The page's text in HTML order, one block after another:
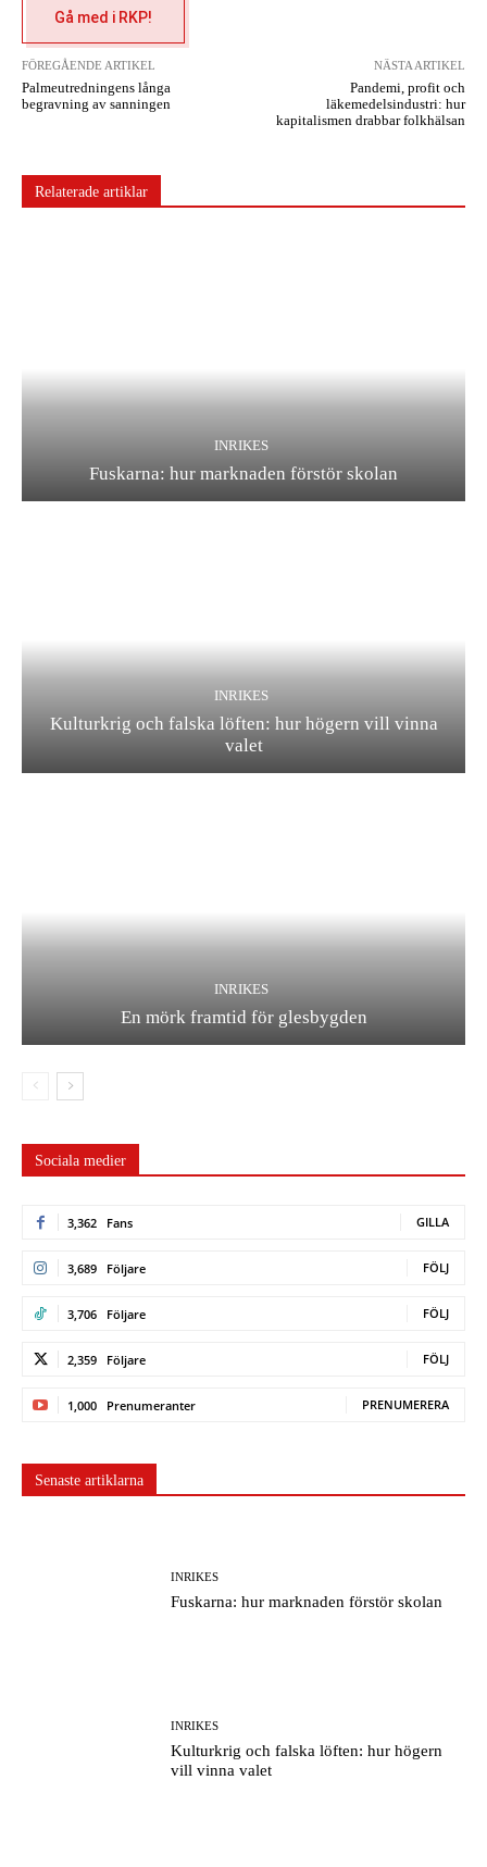
Gå med i RKP!
FÖREGÅENDE ARTIKEL
Palmeutredningens långa
begravning av sanningen
NÄSTA ARTIKEL
Pandemi, profit och
läkemedelsindustri: hur
kapitalismen drabbar folkhälsan
Relaterade artiklar
INRIKES
Fuskarna: hur marknaden förstör skolan
INRIKES
Kulturkrig och falska löften: hur högern vill vinna
valet
INRIKES
En mörk framtid för glesbygden
Sociala medier
3,362 Fans GILLA
3,689 Följare FÖLJ
3,706 Följare FÖLJ
2,359 Följare FÖLJ
1,000 Prenumeranter PRENUMERERA
Senaste artiklarna
INRIKES
Fuskarna: hur marknaden förstör skolan
INRIKES
Kulturkrig och falska löften: hur högern
vill vinna valet